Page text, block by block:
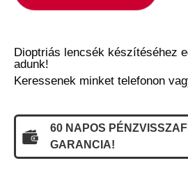
Dioptriás lencsék készítéséhez
adunk!
Keressenek minket telefonon
60 NAPOS
GARANCIA!